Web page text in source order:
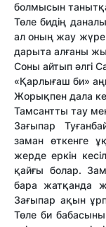
болмысын
Төле бидің
ал оның жау
дарыта алғаны
Соны айтып әлгі
«Қарлығаш би»
Жорықпен дала
Тамсантты тау
Зағыпар
заман өткенге
жерде еркін
қайғы болар.
бара жатқанда
Зағыпар ақын
Төле би